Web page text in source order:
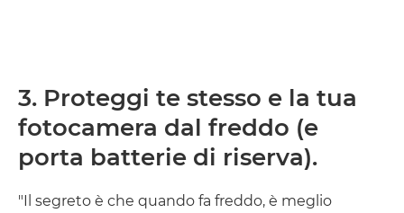
3. Proteggi te stesso e la tua
fotocamera dal freddo (e
porta batterie di riserva).
"Il segreto è che quando fa freddo, è meglio